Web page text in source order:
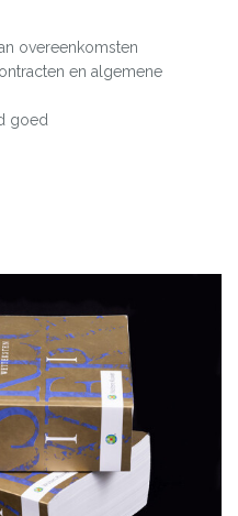
overeenkomsten
en algemene
goed